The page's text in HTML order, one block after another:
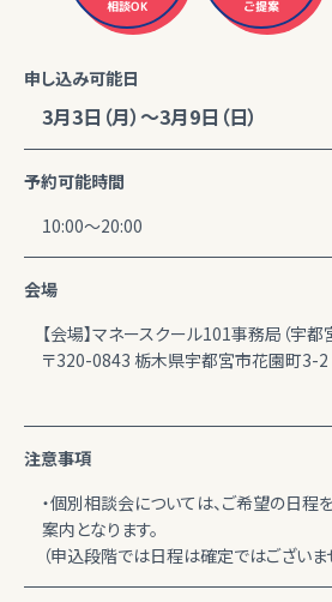
相談OK ご提案
申し込み可能日
3月3日（月）～3月9日（日）
予約可能時間
10:00～20:00
会場
【会場】マネースクール101事務局（宇都
〒320-0843 栃木県宇都宮市花園町3-2
注意事項
・個別相談会については、ご希望の日程
案内となります。
（申込段階では日程は確定ではございま